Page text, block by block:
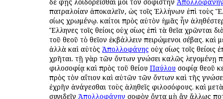
πατραλοίαν ἀποκαλεῖν, ὡς τοῖς Ἑλλήνων ἐπὶ τοὺς
ὁσίως χρωμένῳ. καίτοι πρὸς αὐτὸν ἡμᾶς ἦν
Ἕλληνες τοῖς θείοις οὐχ ὁσίως ἐπὶ τὰ θεῖα χρῶνται
τοῦ θεοῦ τὸ θεῖον ἐκβάλλειν πειρώμενοι σέβας. καὶ
ἀλλὰ καὶ αὐτὸς Ἀπολλοφάνης οὐχ ὁσίως τοῖς θείοις
χρῆται. τῇ γὰρ τῶν ὄντων γνώσει καλῶς λεγομένῃ
φιλοσοφίᾳ καὶ πρὸς τοῦ θείου Παύλου σοφίᾳ θεοῦ
πρὸς τὸν αἴτιον καὶ αὐτῶν τῶν ὄντων καὶ τῆς
ἐχρῆν ἀνάγεσθαι τοὺς ἀληθεῖς φιλοσόφους. καὶ
συνιδεῖν Ἀπολλοφάνην σοφὸν ὄντα μὴ ἂν ἄλλως